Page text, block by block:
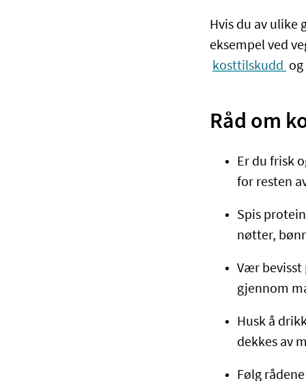
Hvis du av
eksempel ved
kosttilskudd og
Råd om
Er du frisk
for resten
Spis
nøtter,
Vær bevisst
gjennom
Husk å
dekkes av
Følg